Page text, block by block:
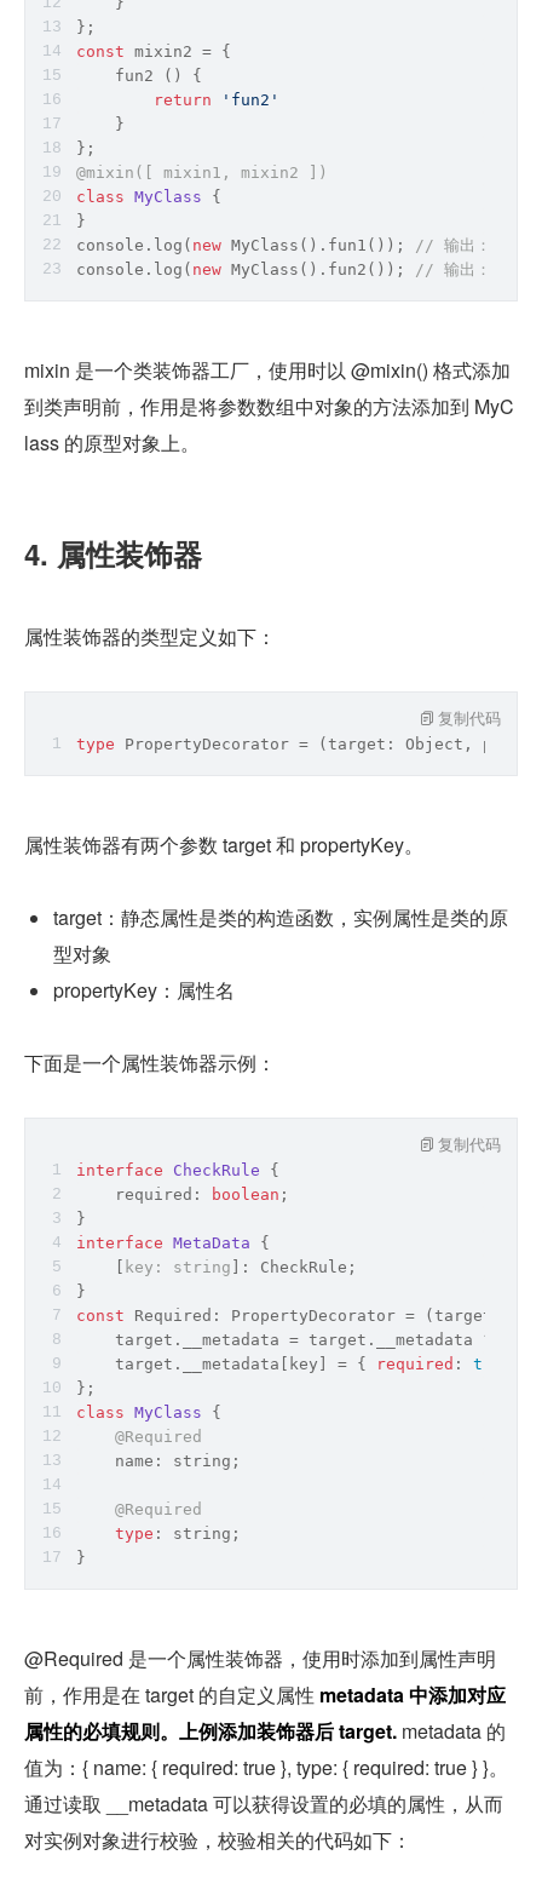
};
const mixin2 = {
    fun2 () {
return
'fun2'
    }
};
@mixin([ mixin1, mixin2 ])
class MyClass
{
}
console .log( new MyClass().fun1());
// 输出：fun1
console .log( new MyClass().fun2()); // 输出：fun2
mixin 是一个类装饰器工厂，使用时以 @mixin() 格式添加
到类声明前，作用是将参数数组中对象的方法添加到 MyC
lass 的原型对象上。
4. 属性装饰器
属性装饰器的类型定义如下：
type PropertyDecorator = ( target: Object ,
复制代码
属性装饰器有两个参数 target 和 propertyKey。
target：静态属性是类的构造函数，实例属性是类的原
型对象
propertyKey：属性名
下面是一个属性装饰器示例：
interface CheckRule
{
    required:
boolean ;
}
interface MetaData
{
key: string ]: CheckRule;
}
const Required: PropertyDecorator = ( target:
target.__metadata = target.__metadata ?
    target.__metadata[key]
= { required : true
};
class MyClass
{
@Required
    name:
string ;
@Required
type : string ;
}
复制代码
@Required 是一个属性装饰器，使用时添加到属性声明
前，作用是在 target 的自定义属性 metadata 中添加对应
属性的必填规则。上例添加装饰器后 target. metadata 的
值为：{ name: { required: true }, type: { required: true } }。
通过读取 __metadata 可以获得设置的必填的属性，从而
对实例对象进行校验，校验相关的代码如下：